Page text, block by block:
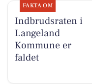
FAKTA OM
Indbrudsraten i
Langeland
Kommune er
faldet